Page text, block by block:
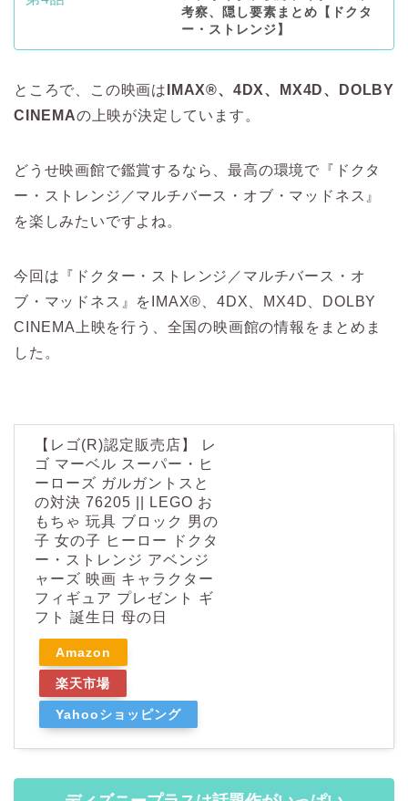
考察、隠し要素まとめ【ドクタ
ー・ストレンジ】
ところで、この映画は IMAX®、4DX、MX4D、DOLBY
CINEMAの上映が決定しています。
どうせ映画館で鑑賞するなら、最高の環境で『ドクタ
ー・ストレンジ／マルチバース・オブ・マッドネス』
を楽しみたいですよね。
今回は『ドクター・ストレンジ／マルチバース・オ
ブ・マッドネス』をIMAX®、4DX、MX4D、DOLBY
CINEMA上映を行う、全国の映画館の情報をまとめま
した。
【レゴ(R)認定販売店】 レ
ゴ マーベル スーパー・ヒ
ーローズ ガルガントスと
の対決 76205 || LEGO お
もちゃ 玩具 ブロック 男の
子 女の子 ヒーロー ドクタ
ー・ストレンジ アベンジ
ャーズ 映画 キャラクター
フィギュア プレゼント ギ
フト 誕生日 母の日
Amazon
楽天市場
Yahooショッピング